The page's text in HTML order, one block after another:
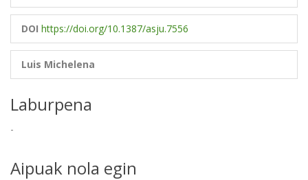
DOI https://doi.org/10.1387/asju.7556
Luis Michelena
Laburpena
-
Aipuak nola egin